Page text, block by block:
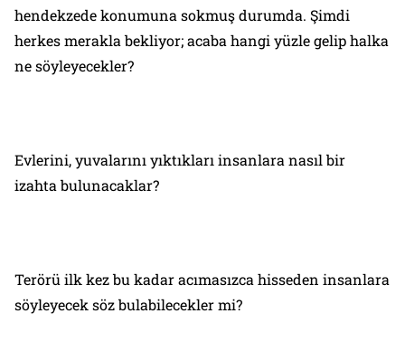
hendekzede konumuna sokmuş durumda. Şimdi
herkes merakla bekliyor; acaba hangi yüzle gelip halka
ne söyleyecekler?
Evlerini, yuvalarını yıktıkları insanlara nasıl bir
izahta bulunacaklar?
Terörü ilk kez bu kadar acımasızca hisseden insanlara
söyleyecek söz bulabilecekler mi?